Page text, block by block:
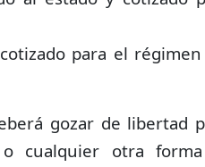
para el
gozar de libertad
o cualquier otra